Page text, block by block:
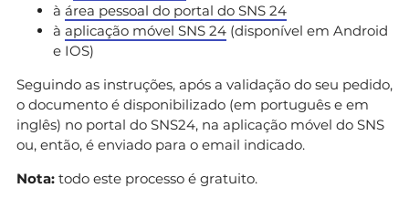
à área pessoal do portal do SNS 24
à aplicação móvel SNS 24 (disponível em Android
e IOS)
Seguindo as instruções, após a validação do seu pedido,
o documento é disponibilizado (em português e em
inglês) no portal do SNS24, na aplicação móvel do SNS
ou, então, é enviado para o email indicado.
Nota: todo este processo é gratuito.